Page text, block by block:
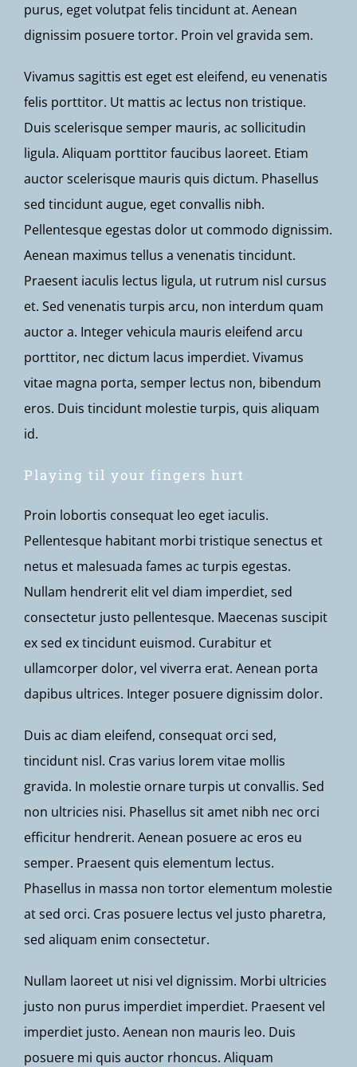
purus, eget volutpat felis tincidunt at. Aenean
dignissim posuere tortor. Proin vel gravida sem.
Vivamus sagittis est eget est eleifend, eu venenatis
felis porttitor. Ut mattis ac lectus non tristique.
Duis scelerisque semper mauris, ac sollicitudin
ligula. Aliquam porttitor faucibus laoreet. Etiam
auctor scelerisque mauris quis dictum. Phasellus
sed tincidunt augue, eget convallis nibh.
Pellentesque egestas dolor ut commodo dignissim.
Aenean maximus tellus a venenatis tincidunt.
Praesent iaculis lectus ligula, ut rutrum nisl cursus
et. Sed venenatis turpis arcu, non interdum quam
auctor a. Integer vehicula mauris eleifend arcu
porttitor, nec dictum lacus imperdiet. Vivamus
vitae magna porta, semper lectus non, bibendum
eros. Duis tincidunt molestie turpis, quis aliquam
id.
Playing til your fingers hurt
Proin lobortis consequat leo eget iaculis.
Pellentesque habitant morbi tristique senectus et
netus et malesuada fames ac turpis egestas.
Nullam hendrerit elit vel diam imperdiet, sed
consectetur justo pellentesque. Maecenas suscipit
ex sed ex tincidunt euismod. Curabitur et
ullamcorper dolor, vel viverra erat. Aenean porta
dapibus ultrices. Integer posuere dignissim dolor.
Duis ac diam eleifend, consequat orci sed,
tincidunt nisl. Cras varius lorem vitae mollis
gravida. In molestie ornare turpis ut convallis. Sed
non ultricies nisi. Phasellus sit amet nibh nec orci
efficitur hendrerit. Aenean posuere ac eros eu
semper. Praesent quis elementum lectus.
Phasellus in massa non tortor elementum molestie
at sed orci. Cras posuere lectus vel justo pharetra,
sed aliquam enim consectetur.
Nullam laoreet ut nisi vel dignissim. Morbi ultricies
justo non purus imperdiet imperdiet. Praesent vel
imperdiet justo. Aenean non mauris leo. Duis
posuere mi quis auctor rhoncus. Aliquam